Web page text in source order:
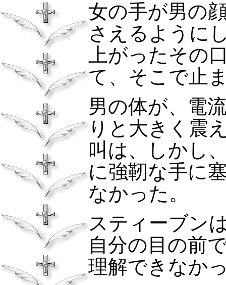
女の手が男の
さえるように
上がったその
て、そこで止
男の体が、電
りと大きく震
叫は、しかし
に強靭な手に
なかった。
スティーブン
自分の目の前
理解できなか